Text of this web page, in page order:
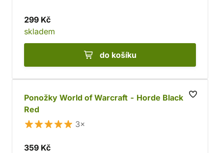
299 Kč
skladem
do košíku
Ponožky World of Warcraft - Horde Black &
Red
3×
359 Kč